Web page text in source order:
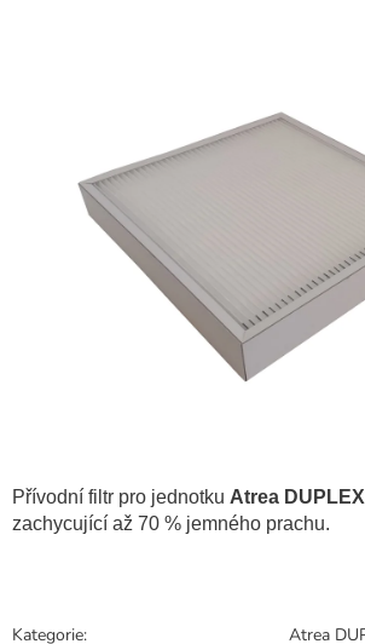
Přívodní filtr pro jednotku Atrea
zachycující až 70 % jemného prachu.
Kategorie:
Atrea